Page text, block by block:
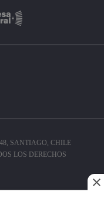
SANTIAGO, CHILE
LOS DERECHOS